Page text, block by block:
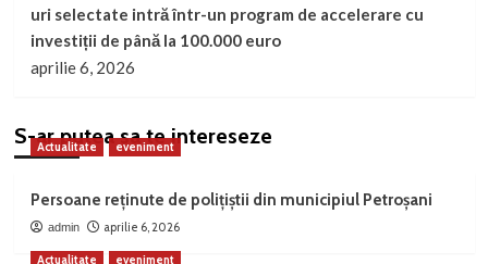
uri selectate intră într-un program de accelerare cu
investiții de până la 100.000 euro
aprilie 6, 2026
S-ar putea sa te intereseze
Actualitate eveniment
Persoane reținute de polițiștii din municipiul Petroșani
admin aprilie 6, 2026
Actualitate eveniment